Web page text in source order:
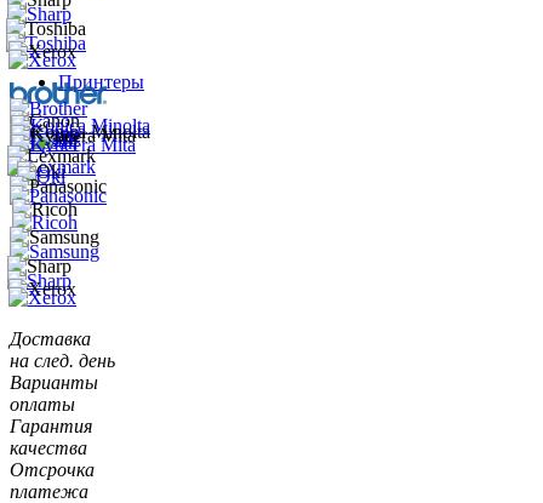
Принтеры
Доставка
на след. день
Варианты
оплаты
Гарантия
качества
Отсрочка
платежа